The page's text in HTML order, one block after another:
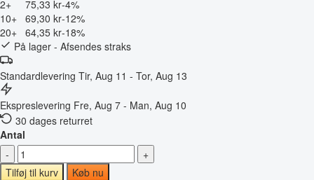
2+
75,33 kr-4%
10+ 69,30 kr-12%
20+ 64,35 kr-18%
På lager - Afsendes straks
Standardlevering Tir, Aug 11 - Tor, Aug 13
Ekspreslevering Fre, Aug 7 - Man, Aug 10
30 dages returret
Antal
-
+
Tilføj til kurv
Køb nu